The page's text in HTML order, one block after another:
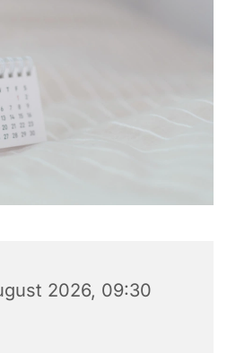
2026, 09:30